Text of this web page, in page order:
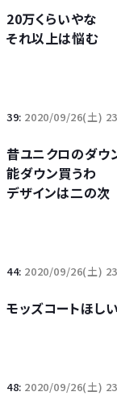
20万くらいやな
それ以上は悩む
39: 2020/09/26(土)
昔ユニクロのダウ
能ダウン買うわ
デザインは二の次
44: 2020/09/26(土)
モッズコートほしい
48: 2020/09/26(土)